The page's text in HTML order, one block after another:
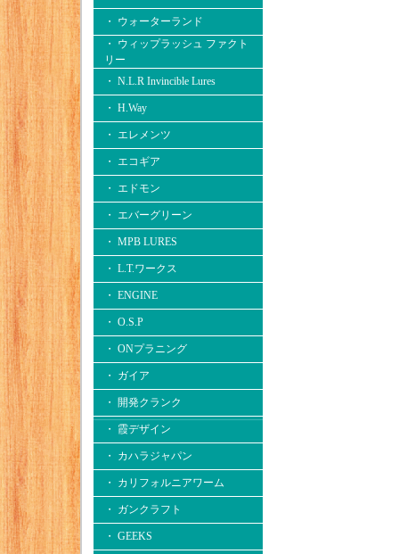
・ ウォーターランド
・ ウィップラッシュ ファクト
リー
・ N.L.R Invincible Lures
・ H.Way
・ エレメンツ
・ エコギア
・ エドモン
・ エバーグリーン
・ MPB LURES
・ L.T.ワークス
・ ENGINE
・ O.S.P
・ ONプラニング
・ ガイア
・ 開発クランク
・ 霞デザイン
・ カハラジャパン
・ カリフォルニアワーム
・ ガンクラフト
・ GEEKS